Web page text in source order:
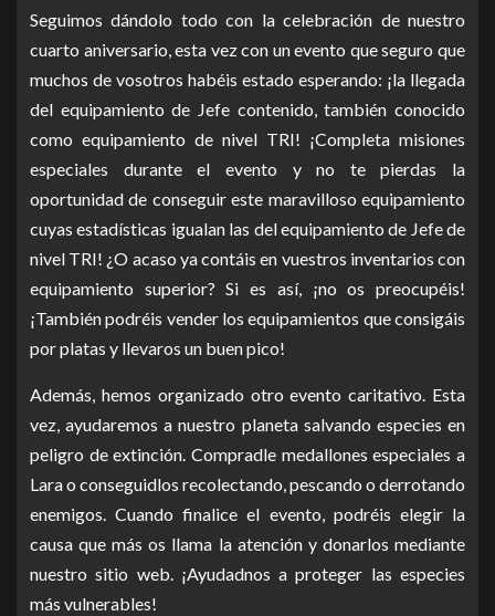
Seguimos dándolo todo con la celebración de nuestro
cuarto aniversario, esta vez con un evento que seguro que
muchos de vosotros habéis estado esperando: ¡la llegada
del equipamiento de Jefe contenido, también conocido
como equipamiento de nivel TRI! ¡Completa misiones
especiales durante el evento y no te pierdas la
oportunidad de conseguir este maravilloso equipamiento
cuyas estadísticas igualan las del equipamiento de Jefe de
nivel TRI! ¿O acaso ya contáis en vuestros inventarios con
equipamiento superior? Si es así, ¡no os preocupéis!
¡También podréis vender los equipamientos que consigáis
por platas y llevaros un buen pico!
Además, hemos organizado otro evento caritativo. Esta
vez, ayudaremos a nuestro planeta salvando especies en
peligro de extinción. Compradle medallones especiales a
Lara o conseguidlos recolectando, pescando o derrotando
enemigos. Cuando finalice el evento, podréis elegir la
causa que más os llama la atención y donarlos mediante
nuestro sitio web. ¡Ayudadnos a proteger las especies
más vulnerables!